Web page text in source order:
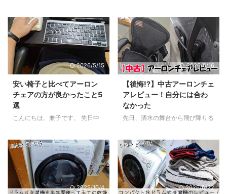
感想は下記の通り ポイ ...
Sharkは種類が多すぎて選ぶのが
めんどくさい。そのため、買う ...
湿器を買いました。 我が家はエ
アコンで暖を取るスタイルなの
で、毎年冬はカラッカラ。 最近
では老化も相まって、顔の乾燥が
とにかくやばい。特に目元はボロ
ボロと皮膚が剥がれ落ちる始末。
そんなわけで、とうとう耐えきれ
ずに加湿器を買ってしまいまし
た。 買うにあたって色々調べた
結果、象印のスチーム式加湿器を
中古で購入しました。 結論から
ったです。 乾燥が明らかに減っ
たし、部屋もちょっと暖かくな
る。そのため、エアコンと併用し
たら冬でもかなり快適に過ごせる
よう ...
ても過言ではない、「アーロンチ
ェア」を購入しました。※中古 こ
れで自宅作業が快適になる事間違
いなし！と、思っていたのです
が… なんか微妙だった もちろん
合う人には合うんだと思うんだけ
ど、はっきり言って自分には合わ
なかった。特に気になったのがメ
ッシュ素材。メッシュ自体は良い
んだけど、どうしてもメッシュ周
りのフレームが気になってしまっ
うとそれ以外の姿勢は取りにくく
なる。個人的にはたまには姿勢 ...
2026/5/15
安い椅子と比べてアーロン
チェアの方が良かったこと5
選
こんにちは。兼子です。 先日中
した記事を書いたんだけど、よく
よく考えると予想以上に良い所も
あった。あまりに期待値が高すぎ
て、なんか不満をぶちまけてしま
ったけど、冷静になって考えると
アーロンチェアが酷評で終わる椅
2026/5/16
【後悔!?】中古アーロンチェ
アレビュー！自分には合わ
なかった
先日、清水の舞台から飛び降りる
チェア、【アーロンチェア】を中
古で購入した。中古の椅子に一大
決心というのも情けない話ではあ
るんだけど、中古でも価格は7万
円。さすが世界のアーロンチェ
ア。ちなみに新品で買う場合は約
2025/10/4 2026/6/22